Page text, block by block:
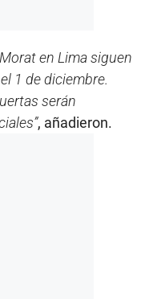
en Lima siguen
1 de diciembre.
serán
, añadieron.